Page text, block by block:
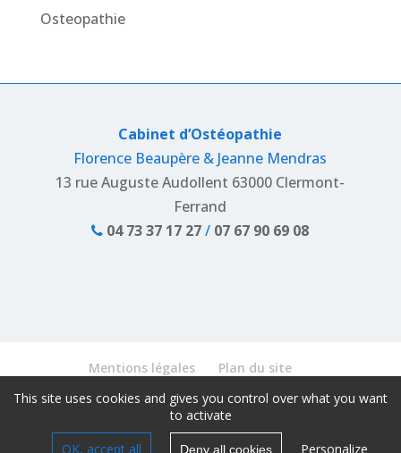
Osteopathie
Cabinet d’Ostéopathie
Florence Beaupère & Jeanne Mendras
13 rue Auguste Audollent 63000 Clermont-
Ferrand
04 73 37 17 27/ 07 67 90 69 08
Mentions légales
Plan du site
Différentes pathologies sportives
Ostéopathie chez l’enfant
Gestion des cookies
Politique de confidentialité
This site uses cookies and gives you control over what you want
to activate
OK, accept all
Deny all cookies Personalize